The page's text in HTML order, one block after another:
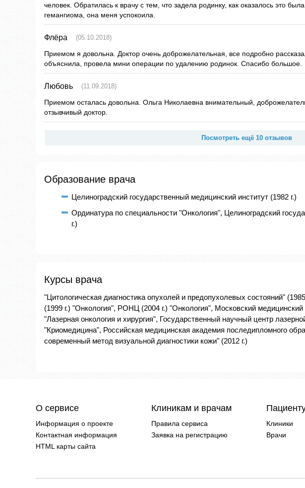
человек. Обратилась к врачу с тем, что задела родинку, как оказалось это была
гемангиома, она меня успокоила.
Флёра (05.10.2018)
Приемом я довольна. Доктор очень доброжелательная, все подробно
объяснила, провела мини операции по удалению родинок. Спасибо большое.
Любовь (11.09.2018)
Приемом осталась довольна. Ольга Николаевна внимательный,
отзывчивый доктор.
Посмотреть ещё 10 отзывов
Образование врача
Целиноградский государственный медицинский институт (1982 г.)
Ординатура по специальности "Онкология", Целиноградский
г.)
Курсы врача
"Цитологическая диагностика опухолей и предопухолевых состояний"
(1999 г.) "Онкология", РОНЦ (2004 г.) "Онкология", Московский медицинский
"Лазерная онкология и хирургия", Государственный научный центр
"Криомедицина", Российская медицинская академия последипломного
современный метод визуальной диагностики кожи" (2012 г.)
О сервисе
Информация о проекте
Контактная информация
HTML карты сайта
Клиникам и врачам
Правила сервиса
Заявка на регистрацию
Клиники
Врачи